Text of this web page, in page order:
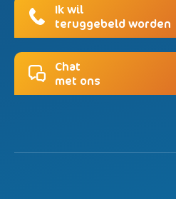
Ik wil
teruggebeld worden
Chat
met ons